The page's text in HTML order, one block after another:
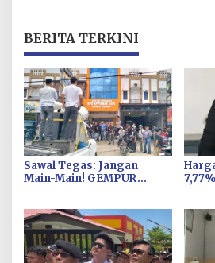
BERITA TERKINI
Sawal Tegas: Jangan
Main-Main! GEMPUR
di